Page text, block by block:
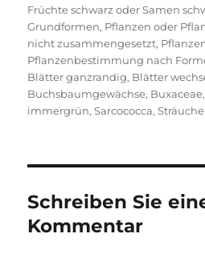
Früchte schwarz oder Samen
Grundformen, Pflanzen oder
nicht zusammengesetzt,
Pflanzenbestimmung nach
Blätter ganzrandig, Blätter
Buchsbaumgewächse, Buxaceae,
immergrün,Sarcococca,
Schreiben Sie
Kommentar